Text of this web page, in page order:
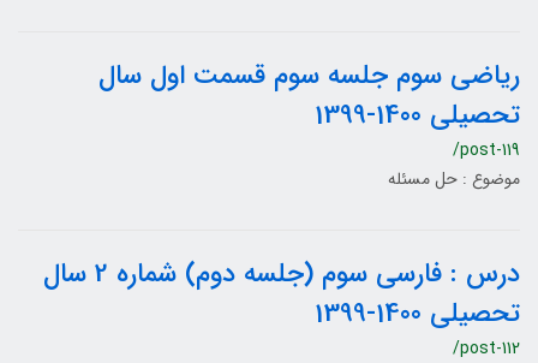
ریاضی سوم جلسه سوم قسمت اول سال
تحصیلی 1400-1399
/post-119
موضوع : حل مسئله
درس : فارسی سوم (جلسه دوم) شماره 2 سال
تحصیلی 1400-1399
/post-112